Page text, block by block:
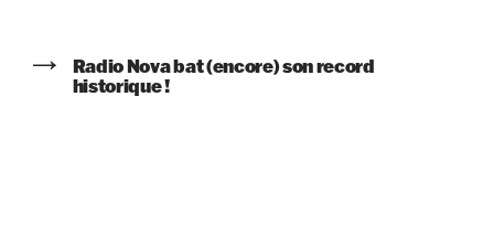
Radio Nova bat (encore) son record
historique !